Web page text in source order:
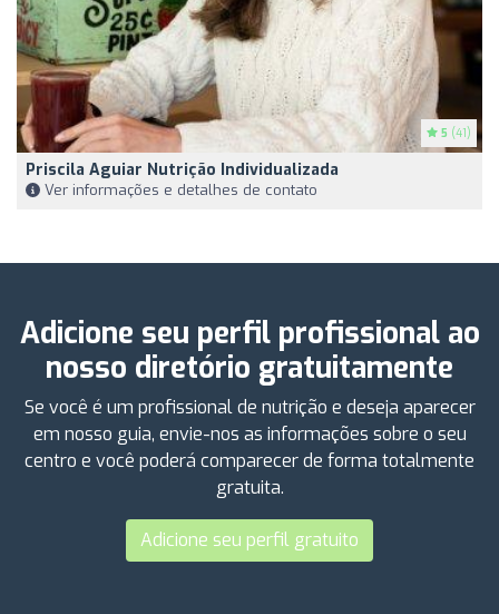
5 (41)
Priscila Aguiar Nutrição Individualizada
Ver informações e detalhes de contato
Adicione seu perfil profissional ao
nosso diretório gratuitamente
Se você é um profissional de nutrição e deseja aparecer
em nosso guia, envie-nos as informações sobre o seu
centro e você poderá comparecer de forma totalmente
gratuita.
Adicione seu perfil gratuito